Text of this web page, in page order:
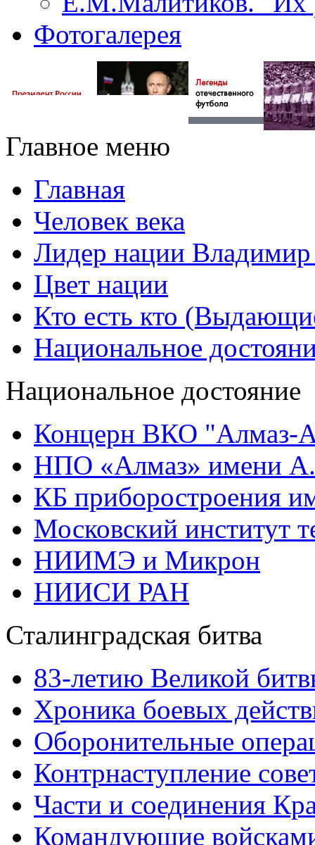
Фотогалерея
Главное меню
Главная
Человек века
Лидер нации
Цвет нации
Кто есть кто
Национальное
Национальное достояние
Концерн ВКО "Алмаз-
НПО «Алмаз» имени
КБ приборостроения
Московский институт
НИИМЭ и Микрон
НИИСИ РАН
Сталинградская битва
83-летию Великой
Хроника боевых
Оборонительные
Контрнаступление
Части и соединения
Командующие